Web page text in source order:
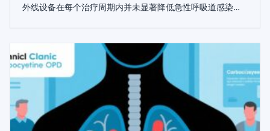
外线设备在每个治疗周期内并未显著降低急性呼吸道感染